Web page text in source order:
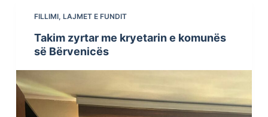
FILLIMI, LAJMET E FUNDIT
Takim zyrtar me kryetarin e komunës
së Bërvenicës